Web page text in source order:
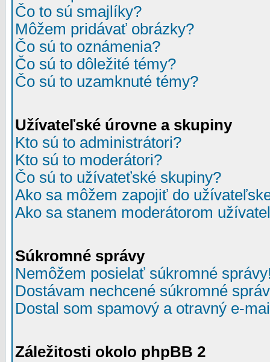
Čo to sú smajlíky?
Môžem pridávať obrázky?
Čo sú to oznámenia?
Čo sú to dôležité témy?
Čo sú to uzamknuté témy?
Užívateľské úrovne a skupiny
Kto sú to administrátori?
Kto sú to moderátori?
Čo sú to užívateťské skupiny?
Ako sa môžem zapojiť do
Ako sa stanem moderátorom
Súkromné správy
Nemôžem posielať súkromné
Dostávam nechcené súkromné
Dostal som spamový a otravný e-
Záležitosti okolo phpBB 2